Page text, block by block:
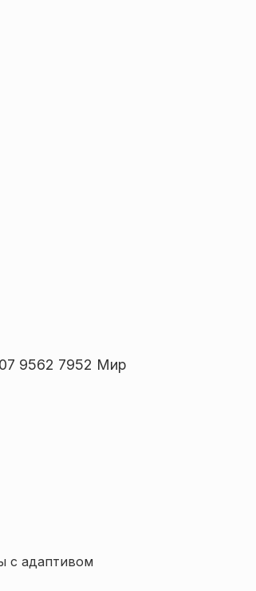
9562 7952 Мир
с адаптивом